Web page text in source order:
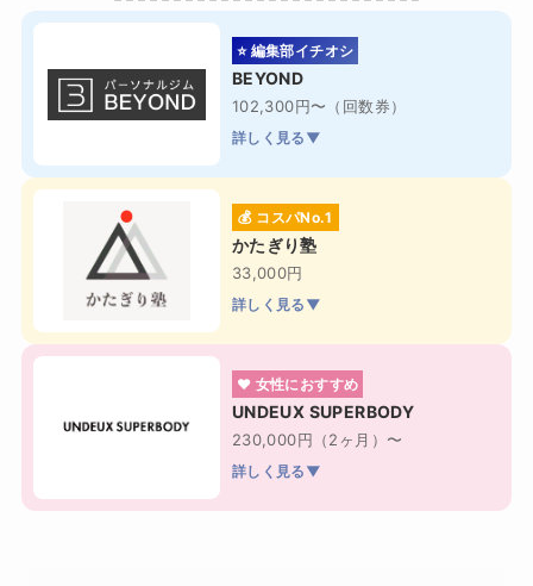
⭐ 編集部イチオシ
BEYOND
102,300円〜（回数券）
詳しく見る▼
💰 コスパNo.1
かたぎり塾
33,000円
詳しく見る▼
❤ 女性におすすめ
UNDEUX SUPERBODY
230,000円（2ヶ月）〜
詳しく見る▼